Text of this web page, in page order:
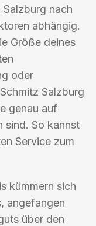
nach
abhängig.
Größe deines
oder
Salzburg
genau auf
sind. So kannst
Service zum
kümmern sich
angefangen
über den